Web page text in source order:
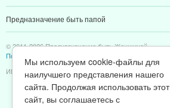
Предназначение быть папой
© 2011-2026 Предназначение быть Женщиной
Политика конфиденциальности
ИП Валяев А. В. | ИНН 380111808709
Мы используем cookie-файлы для
наилучшего представления нашего
сайта. Продолжая использовать этот
сайт, вы соглашаетесь с